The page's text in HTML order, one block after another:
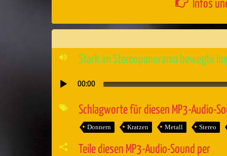
Infos
Stark im Stereopanorama bewegte
Audio-
Player
00:00
Schlagworte für diesen MP3-Audio-
Donnern Kratzen Metall Stereo
Teile diesen MP3-Audio-Sound per